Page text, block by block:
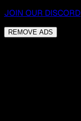
JOIN OUR DISCORD
REMOVE ADS